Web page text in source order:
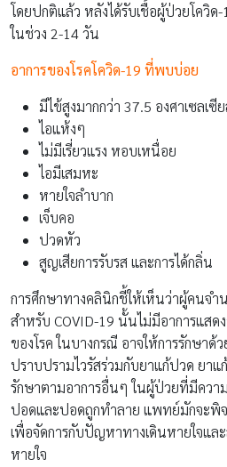
โดยปกติแล้ว หลังได้รับเชื้อผู้ป่วยโควิด
ในช่วง 2-14 วัน
อาการของโรคโควิด-19 ที่พบบ่อย
มีไข้สูงมากกว่า 37.5 องศาเซลเ
ไอแห้งๆ
ไม่มีเรี่ยวแรง หอบเหนื่อย
ไอมีเสมหะ
หายใจลำบาก
เจ็บคอ
ปวดหัว
สูญเสียการรับรส และการได้กลิ่น
การศึกษาทางคลินิกชี้ให้เห็นว่าผู้คนจ
สำหรับ COVID-19 นั้นไม่มีอาการแสด
ของโรค ในบางกรณี อาจให้การรักษา
ปราบปรามไวรัสร่วมกับยาแก้ปวด ยา
รักษาตามอาการอื่นๆ ในผู้ป่วยที่มีควา
ปอดและปอดถูกทำลาย แพทย์มักจะพิจ
เพื่อจัดการกับปัญหาทางเดินหายใจแ
หายใจ